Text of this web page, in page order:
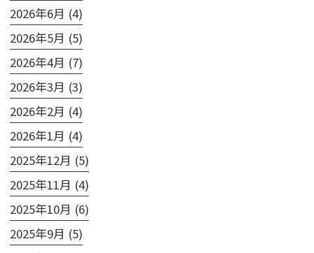
2026年6月 (4)
2026年5月 (5)
2026年4月 (7)
2026年3月 (3)
2026年2月 (4)
2026年1月 (4)
2025年12月 (5)
2025年11月 (4)
2025年10月 (6)
2025年9月 (5)